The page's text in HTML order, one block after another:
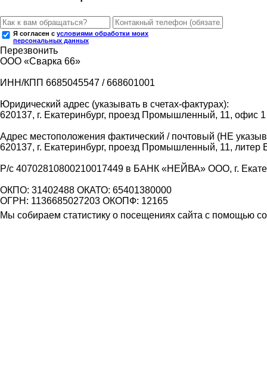
Я согласен с условиями обработки моих
персональных данных
Перезвонить
ООО «Сварка 66»
ИНН/КПП 6685045547 / 668601001
Юридический адрес (указывать в счетах-фактурах):
620137, г. Екатеринбург, проезд Промышленный, 11, офис 1
Адрес местоположения фактический / почтовый (НЕ
620137, г. Екатеринбург, проезд Промышленный, 11, литер
Р/с 40702810800210017449 в БАНК «НЕЙВА» ООО, г.
ОКПО: 31402488 ОКАТО: 65401380000
ОГРН: 1136685027203 ОКОПФ: 12165
Мы собираем статистику о посещениях сайта с помощью